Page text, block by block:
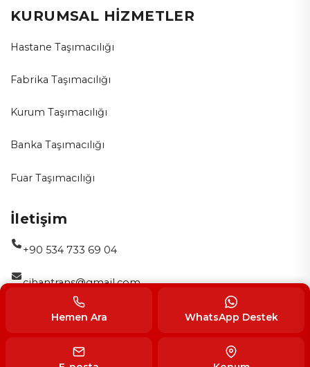
KURUMSAL HİZMETLER
Hastane Taşımacılığı
Fabrika Taşımacılığı
Kurum Taşımacılığı
Banka Taşımacılığı
Fuar Taşımacılığı
İletişim
+90 534 733 69 04
cihantrans@gmail.com
Bağlarbaşı, Cemal Bey Cd. No:3, 34844 Maltepe/İstanbul
© 2026 CihanTrans Şehirlerarası Nakliyat. Tüm hakları saklıdır.
Hemen Ara WhatsApp Destek